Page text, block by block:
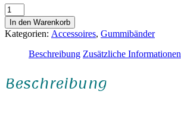
Fitnessband
"Ewige
Jugend"
Menge
In den Warenkorb
Kategorien: Accessoires, Gummibänder
Beschreibung Zusätzliche Informationen
Beschreibung